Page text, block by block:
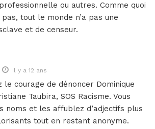
ou autres. Comme quoi
tout le monde n’a pas une
et de censeur.
il y a 12 ans
le courage de dénoncer Dominique
Taubira, SOS Racisme. Vous
noms et les affublez d’adjectifs plus
tout en restant anonyme.